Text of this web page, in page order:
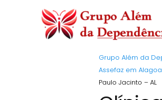
Grupo Além da
Assefaz em
Paulo Jacinto – AL